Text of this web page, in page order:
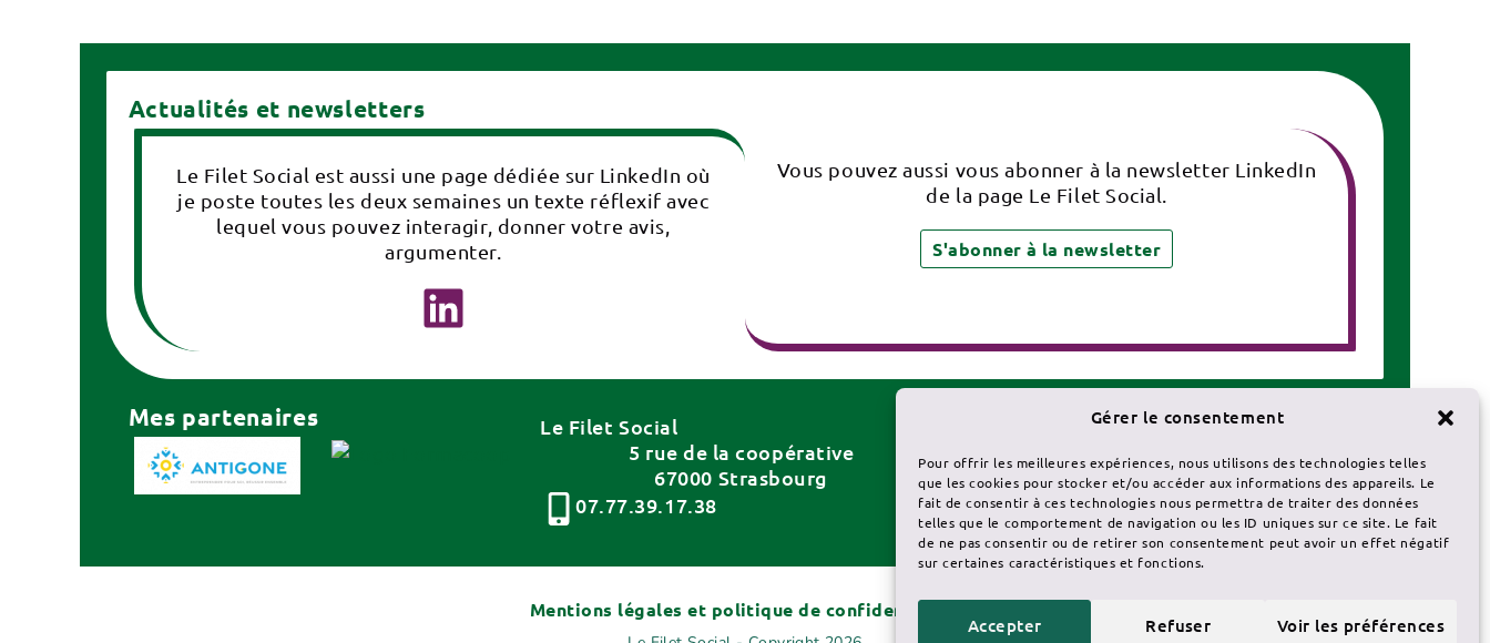
Gérer le consentement
Pour offrir les meilleures expériences, nous utilisons des technologies telles
que les cookies pour stocker et/ou accéder aux informations des appareils. Le
fait de consentir à ces technologies nous permettra de traiter des données
telles que le comportement de navigation ou les ID uniques sur ce site. Le fait
de ne pas consentir ou de retirer son consentement peut avoir un effet négatif
sur certaines caractéristiques et fonctions.
Accepter Refuser Voir les préférences
Actualités et newsletters
Le Filet Social est aussi une page dédiée sur LinkedIn où
je poste toutes les deux semaines un texte réflexif avec
lequel vous pouvez interagir, donner votre avis,
argumenter.
Vous pouvez aussi vous abonner à la newsletter LinkedIn
de la page Le Filet Social.
S'abonner à la newsletter
Mes partenaires
Le Filet Social
5 rue de la coopérative
67000 Strasbourg
07.77.39.17.38
Catalogue des prestations
Les formations
Mentions légales et politique de confidentialité